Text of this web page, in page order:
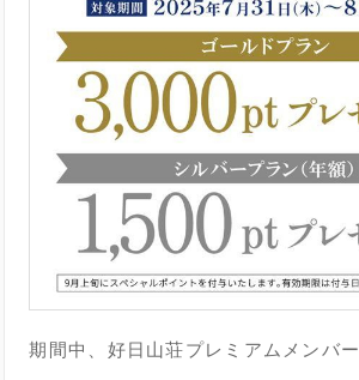
期間中、好日山荘プレミアムメンバ